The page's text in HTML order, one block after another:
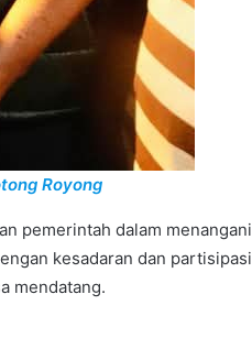
Royong
pemerintah dalam menangani
kesadaran dan partisipasi
mendatang.